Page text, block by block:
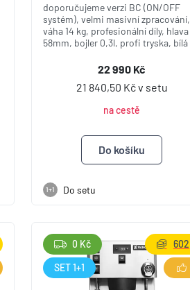
doporučujeme verzi BC (ON/OFF
systém), velmi masivní zpracování,
váha 14 kg, profesionální díly, hlava
58mm, bojler 0,3l, profi tryska, bílá
22 990 Kč
21 840,50 Kč v setu
na cestě
1+1 Do setu
0 Kč
SET 1+1
602